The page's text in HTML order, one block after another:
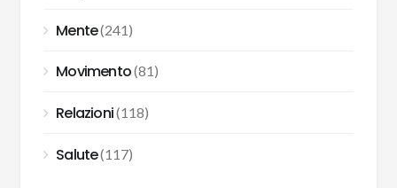
Mente(241)
Movimento(81)
Relazioni(118)
Salute(117)